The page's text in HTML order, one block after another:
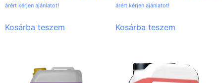
árért kérjen ajánlatot!
Kosárba teszem
árért kérjen ajánlatot!
Kosárba teszem